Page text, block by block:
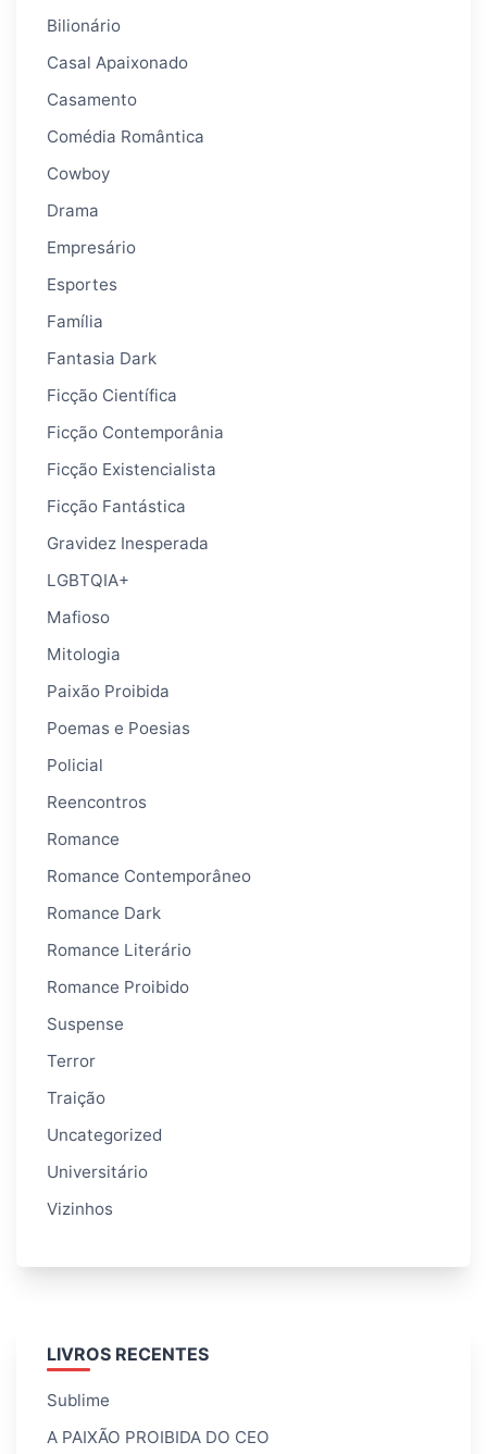
Bilionário
Casal Apaixonado
Casamento
Comédia Romântica
Cowboy
Drama
Empresário
Esportes
Família
Fantasia Dark
Ficção Científica
Ficção Contemporânia
Ficção Existencialista
Ficção Fantástica
Gravidez Inesperada
LGBTQIA+
Mafioso
Mitologia
Paixão Proibida
Poemas e Poesias
Policial
Reencontros
Romance
Romance Contemporâneo
Romance Dark
Romance Literário
Romance Proibido
Suspense
Terror
Traição
Uncategorized
Universitário
Vizinhos
LIVROS RECENTES
Sublime
A PAIXÃO PROIBIDA DO CEO